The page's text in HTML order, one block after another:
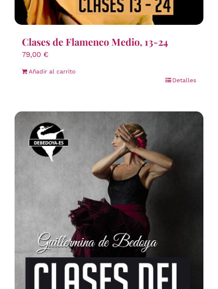
Clases de Flamenco Medio, 13-24
79,00 €
Añadir al carrito
Detalles